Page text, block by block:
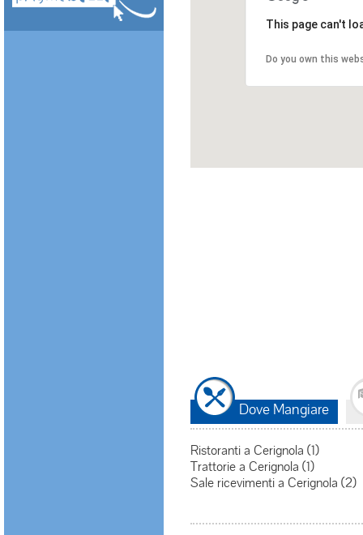
This page can't
Do you own this
Dove Mangiare
Ristoranti a Cerignola (1)
Trattorie a Cerignola (1)
Sale ricevimenti a Cerignola (2)